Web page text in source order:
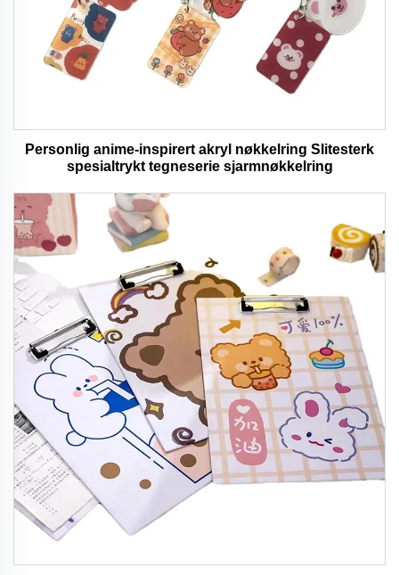
Personlig anime-inspirert akryl nøkkelring Slitesterk
spesialtrykt tegneserie sjarmnøkkelring